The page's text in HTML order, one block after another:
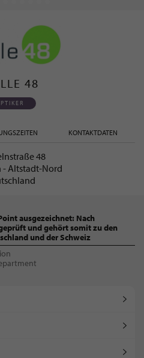
48
KONTAKTDATEN
48
- Altstadt-Nord
ausgezeichnet: Nach
und gehört somit zu den
und der Schweiz